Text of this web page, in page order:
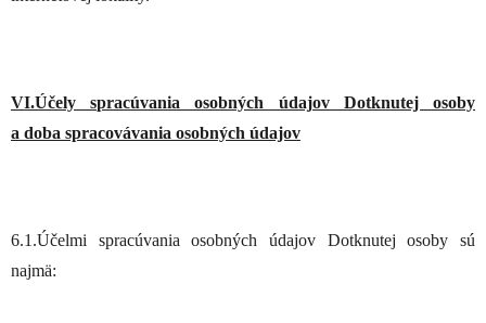
VI.Účely spracúvania osobných údajov Dotknutej osoby
a doba spracovávania osobných údajov
6.1.Účelmi spracúvania osobných údajov Dotknutej osoby sú
najmä: